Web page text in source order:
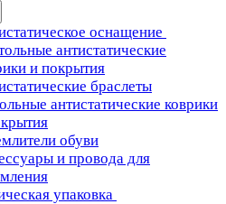
оснащение
антистатические
и покрытия
браслеты
антистатические коврики
обуви
и провода для
упаковка